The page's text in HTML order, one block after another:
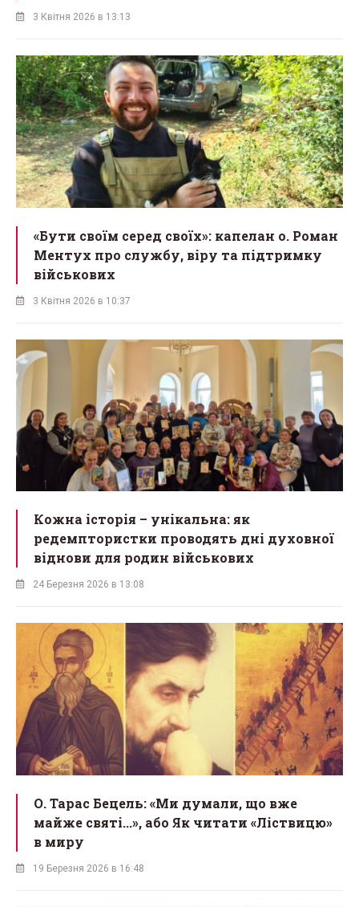
3 Квітня 2026 в 13:13
«Бути своїм серед своїх»: капелан о. Роман
Ментух про службу, віру та підтримку
військових
3 Квітня 2026 в 10:37
Кожна історія – унікальна: як
редемптористки проводять дні духовної
віднови для родин військових
24 Березня 2026 в 13:08
О. Тарас Бецель: «Ми думали, що вже
майже святі...», або Як читати «Ліствицю»
в миру
19 Березня 2026 в 16:48